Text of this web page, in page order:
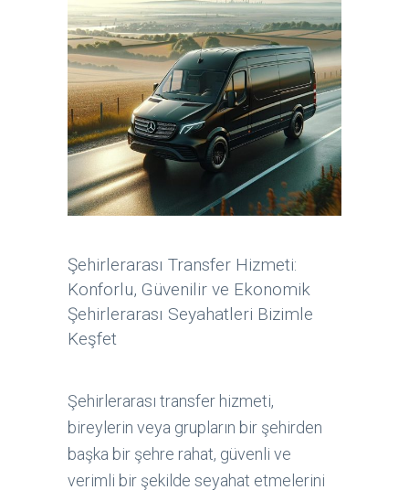
Şehirlerarası Transfer Hizmeti:
Konforlu, Güvenilir ve Ekonomik
Şehirlerarası Seyahatleri Bizimle
Keşfet
Şehirlerarası transfer hizmeti,
bireylerin veya grupların bir şehirden
başka bir şehre rahat, güvenli ve
verimli bir şekilde seyahat etmelerini